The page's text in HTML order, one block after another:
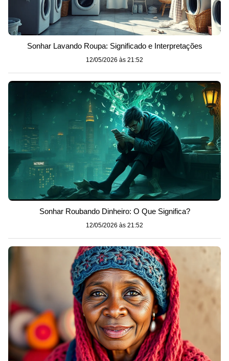
Sonhar Lavando Roupa: Significado e Interpretações
12/05/2026 às 21:52
Sonhar Roubando Dinheiro: O Que Significa?
12/05/2026 às 21:52